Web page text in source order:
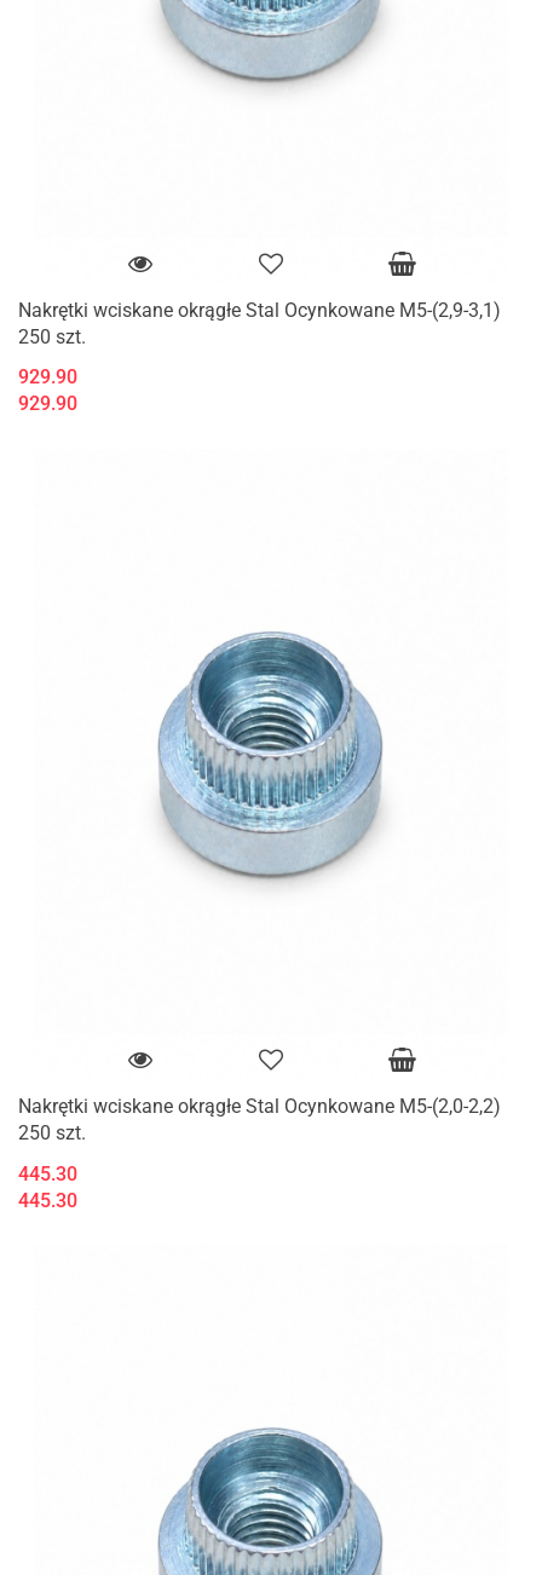
Nakrętki wciskane okrągłe Stal Ocynkowane M5-(2,9-3,1)
250 szt.
929.90
929.90
Nakrętki wciskane okrągłe Stal Ocynkowane M5-(2,0-2,2)
250 szt.
445.30
445.30